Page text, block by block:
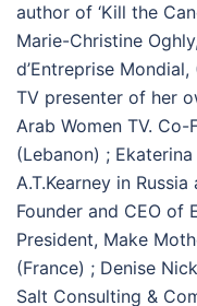
author of ‘Kill the
Marie-Christine
d’Entreprise
TV presenter of her
Arab Women TV.
(Lebanon) ;
A.T.Kearney in
Founder and CEO of
President, Make
(France) ; Denise
Salt Consulting &